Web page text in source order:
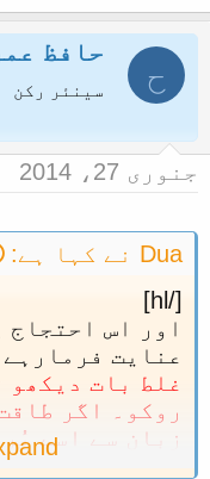
ح
حافظ
سینئر رکن
جنوری 27، 2014
Dua نے کہا ہے:
[/hl]
اور اس
عنایت
غلط بات دیکھو
روکو۔ اگر
زبان سے اسے
احتجاج عموما